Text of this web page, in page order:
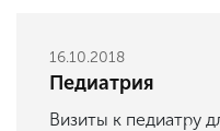
16.10.2018
Педиатрия
Визиты к педиатру